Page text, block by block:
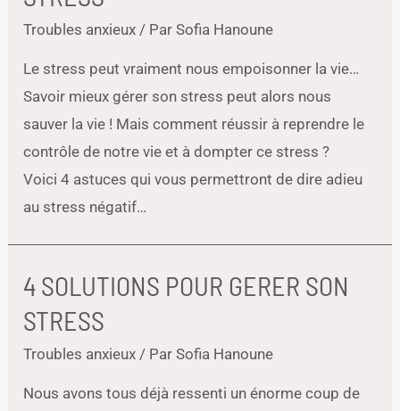
Troubles anxieux / ParSofia Hanoune
Le stress peut vraiment nous empoisonner la vie…
Savoir mieux gérer son stress peut alors nous
sauver la vie ! Mais comment réussir à reprendre le
contrôle de notre vie et à dompter ce stress ?
Voici 4 astuces qui vous permettront de dire adieu
au stress négatif…
4 SOLUTIONS POUR GERER SON
STRESS
Troubles anxieux / ParSofia Hanoune
Nous avons tous déjà ressenti un énorme coup de